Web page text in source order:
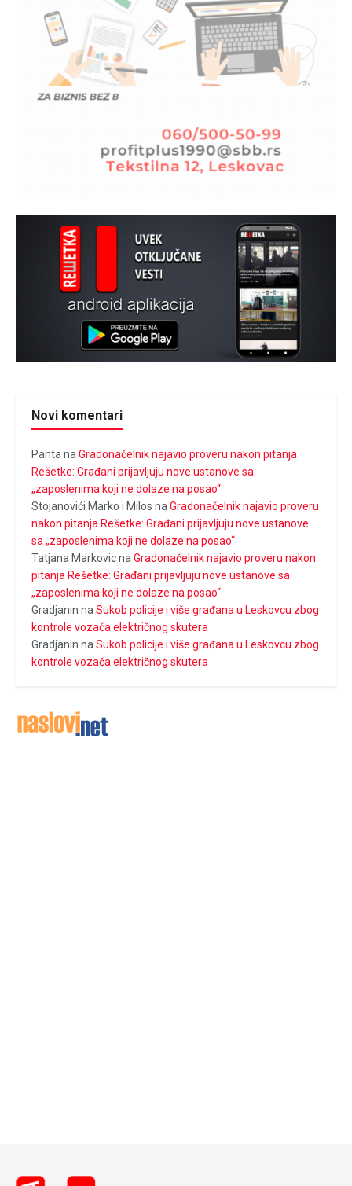
Novi komentari
Panta na Gradonačelnik najavio proveru nakon pitanja
Rešetke: Građani prijavljuju nove ustanove sa
„zaposlenima koji ne dolaze na posao“
Stojanovići Marko i Milos na Gradonačelnik najavio proveru
nakon pitanja Rešetke: Građani prijavljuju nove ustanove
sa „zaposlenima koji ne dolaze na posao“
Tatjana Markovicna Gradonačelnik najavio proveru nakon
pitanja Rešetke: Građani prijavljuju nove ustanove sa
„zaposlenima koji ne dolaze na posao“
Gradjanin na Sukob policije i više građana u Leskovcu zbog
kontrole vozača električnog skutera
Gradjanin na Sukob policije i više građana u Leskovcu zbog
kontrole vozača električnog skutera